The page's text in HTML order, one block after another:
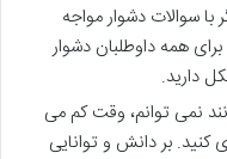
با سوالات دشوار مواجه
همه داوطلبان دشوار
دارید.
نمی توانم، وقت کم می
کنید. بر دانش و توانایی